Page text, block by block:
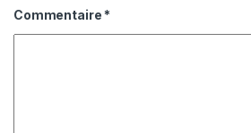
Commentaire *